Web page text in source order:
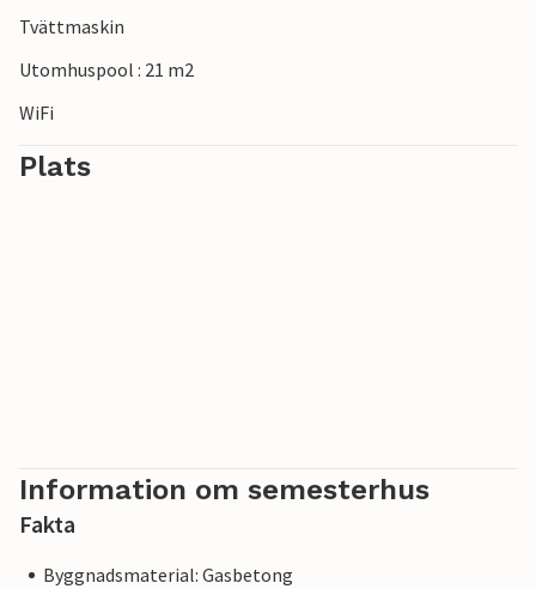
för sina läckra jätteräkor, utan också för sina upp till 26
underbara festivaler.
Tvättmaskin
Utomhuspool : 21 m2
WiFi
Plats
Information om semesterhus
Fakta
Byggnadsmaterial: Gasbetong